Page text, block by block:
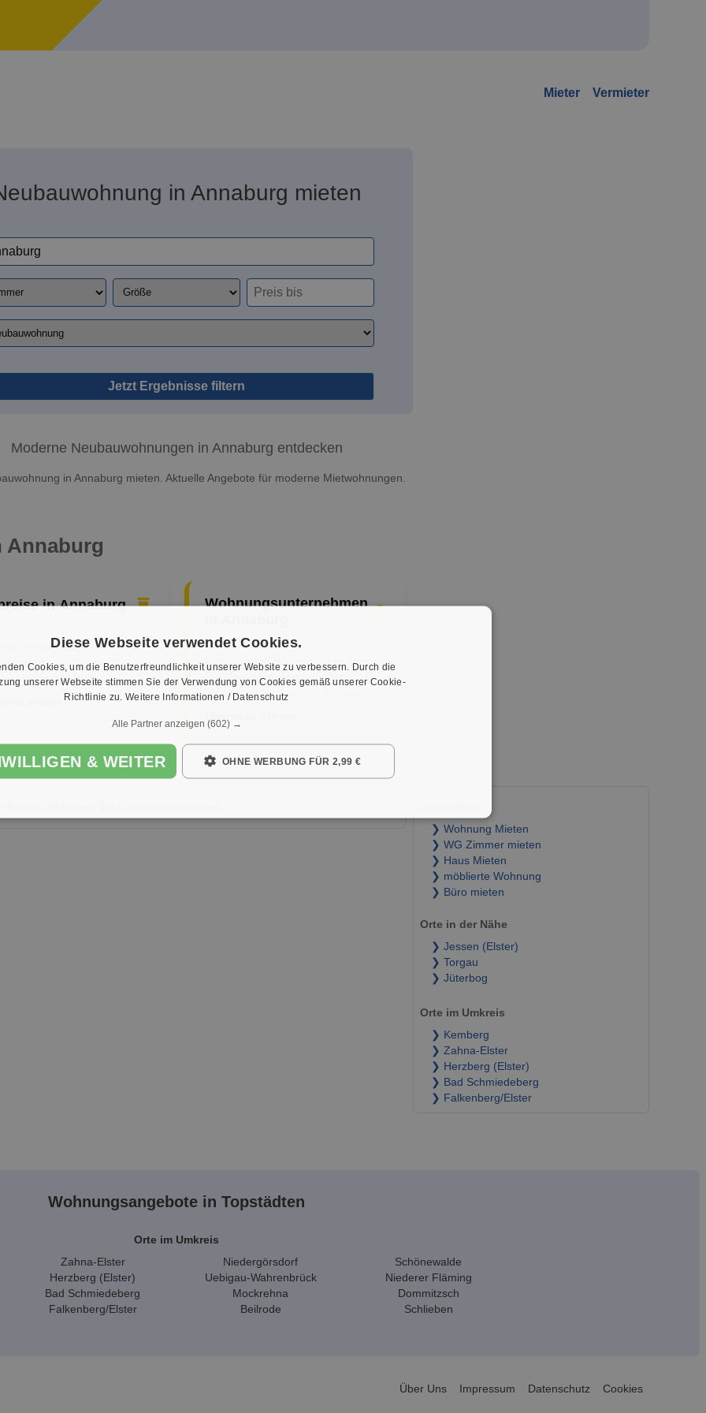
Mieter Vermieter
in Annaburg mieten
Jetzt Ergebnisse filtern
Moderne Neubauwohnungen in Annaburg entdecken
in Annaburg mieten. Aktuelle Angebote für moderne Mietwohnungen.
Annaburg
in Annaburg
Nebenkosten &
– so liegen die
in Annaburg aktuell.
prüfen →
Wohnungsunternehmen
Die wichtigsten Vermieter in der
Region – Genossenschaften,
Unternehmen & private Anbieter.
Schauen Sie bald wieder vorbei!
❯ Wohnung Mieten
❯ WG Zimmer mieten
❯ Haus Mieten
❯ möblierte Wohnung
❯ Büro mieten
Orte in der Nähe
❯ Jessen (Elster)
❯ Torgau
❯ Jüterbog
Orte im Umkreis
❯ Kemberg
❯ Zahna-Elster
❯ Herzberg (Elster)
❯ Bad Schmiedeberg
❯ Falkenberg/Elster
Wohnungsangebote in Topstädten
Orte im Umkreis
Zahna-Elster
Herzberg (Elster)
Bad Schmiedeberg
Falkenberg/Elster
Niedergörsdorf
Uebigau-Wahrenbrück
Mockrehna
Beilrode
Schönewalde
Niederer Fläming
Dommitzsch
Schlieben
Über Uns Impressum Datenschutz Cookies
Diese Webseite verwendet Cookies.
Cookies, um die Benutzerfreundlichkeit unserer Website zu verbessern. Durch die
unserer Webseite stimmen Sie der Verwendung von Cookies gemäß unserer Cookie-
Richtlinie zu. Weitere Informationen / Datenschutz
Alle Partner anzeigen (602) →
& WEITER OHNE WERBUNG FÜR 2,99 €